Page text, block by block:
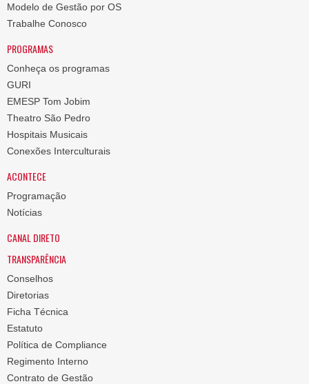
Modelo de Gestão por OS
Trabalhe Conosco
PROGRAMAS
Conheça os programas
GURI
EMESP Tom Jobim
Theatro São Pedro
Hospitais Musicais
Conexões Interculturais
ACONTECE
Programação
Notícias
CANAL DIRETO
TRANSPARÊNCIA
Conselhos
Diretorias
Ficha Técnica
Estatuto
Política de Compliance
Regimento Interno
Contrato de Gestão